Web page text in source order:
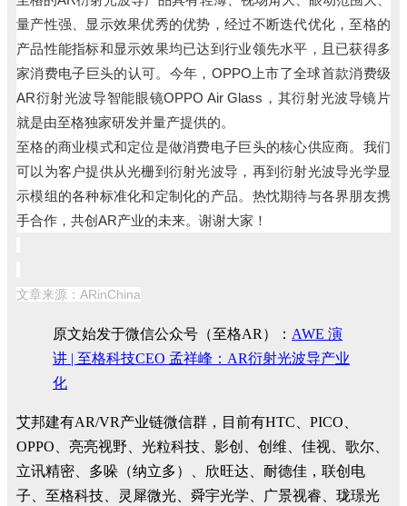
量产性强、显示效果优秀的优势，经过不断迭代优化，至格的
产品性能指标和显示效果均已达到行业领先水平，且已获得多
家消费电子巨头的认可。今年，OPPO上市了全球首款消费级
AR衍射光波导智能眼镜OPPO Air Glass，其衍射光波导镜片
就是由至格独家研发并量产提供的。
至格的商业模式和定位是做消费电子巨头的核心供应商。我们
可以为客户提供从光栅到衍射光波导，再到衍射光波导光学显
示模组的各种标准化和定制化的产品。热忱期待与各界朋友携
手合作，共创AR产业的未来。谢谢大家！
文章来源：ARinChina
原文始发于微信公众号（至格AR）： AWE 演
讲 | 至格科技CEO 孟祥峰：AR衍射光波导产业
化
艾邦建有AR/VR产业链微信群，目前有HTC、PICO、
OPPO、亮亮视野、光粒科技、影创、创维、佳视、歌尔、
立讯精密、多哚（纳立多）、欣旺达、耐德佳，联创电
子、至格科技、灵犀微光、舜宇光学、广景视睿、珑璟光